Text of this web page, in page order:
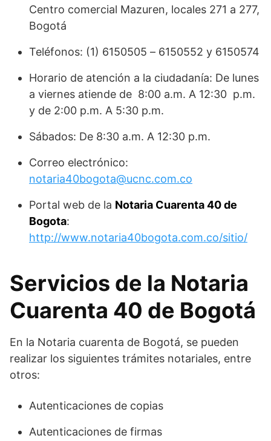
Centro comercial Mazuren, locales 271 a 277,
Bogotá
Teléfonos: (1) 6150505 – 6150552 y 6150574
Horario de atención a la ciudadanía: De lunes
a viernes atiende de 8:00 a.m. A 12:30 p.m.
y de 2:00 p.m. A 5:30 p.m.
Sábados: De 8:30 a.m. A 12:30 p.m.
Correo electrónico:
notaria40bogota@ucnc.com.co
Portal web de la Notaria Cuarenta 40 de
Bogota:
http://www.notaria40bogota.com.co/sitio/
Servicios de la Notaria
Cuarenta 40 de Bogotá
En la Notaria cuarenta de Bogotá, se pueden
realizar los siguientes trámites notariales, entre
otros:
Autenticaciones de copias
Autenticaciones de firmas